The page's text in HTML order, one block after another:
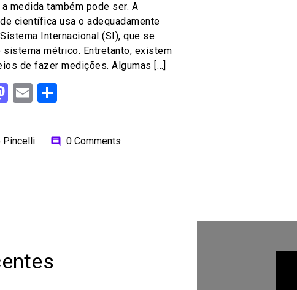
a medida também pode ser. A
científica usa o adequadamente
Internacional (SI), que se
sistema métrico. Entretanto, existem
de fazer medições. Algumas […]
Mastodon
Email
Pincelli comment 0 Comments